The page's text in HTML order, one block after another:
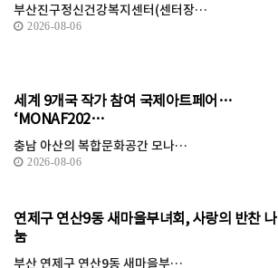
부산진구정신건강복지센터(센터장…
2026-08-06
세계 9개국 작가 참여 국제아트페어…
‘MONAF202…
충남 아산의 복합문화공간 모나…
2026-08-06
연제구 연산9동 새마을부녀회, 사랑의 반찬 나
눔
부산 연제구 연산9동 새마을부…